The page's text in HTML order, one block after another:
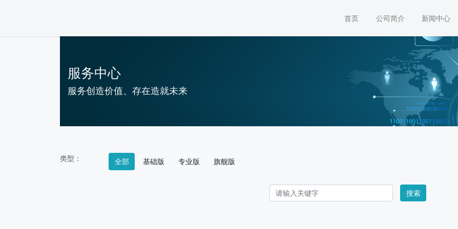
首页 公司简介 新闻中心
服务中心
服务创造价值、存在造就未来
类型： 全部 基础版 专业版 旗舰版
搜索